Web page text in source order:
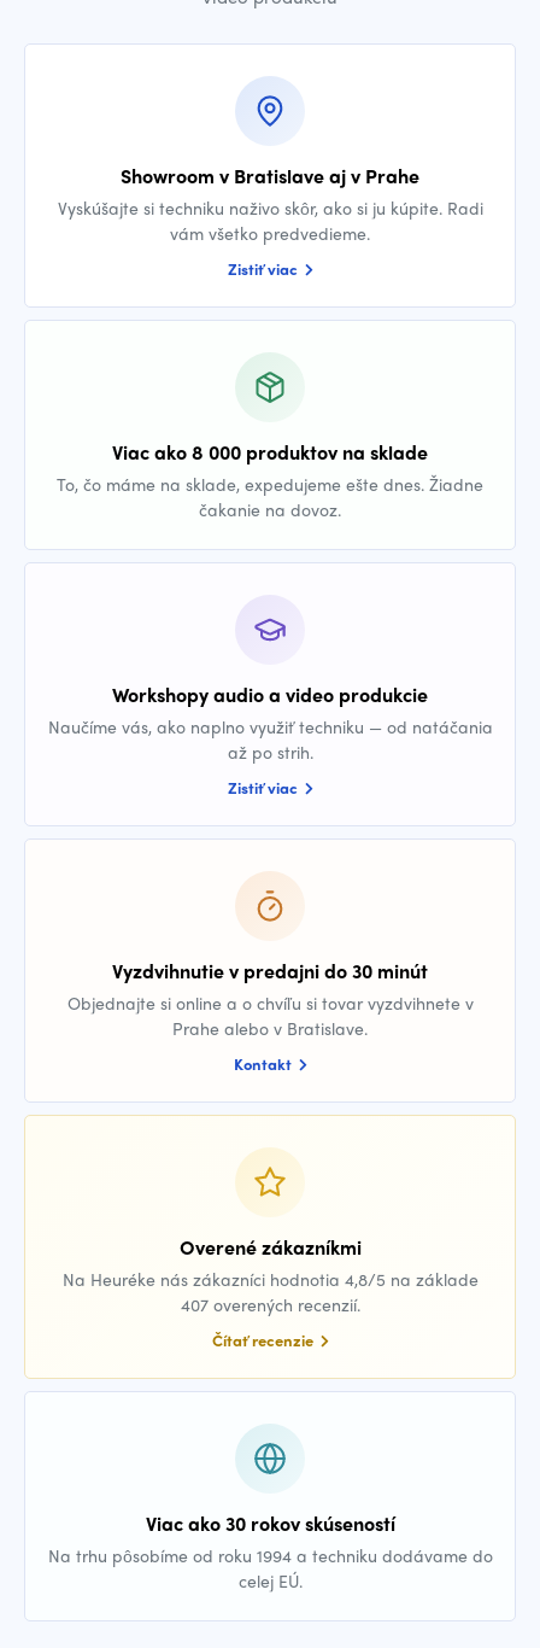
Showroom v Bratislave aj v Prahe
Vyskúšajte si techniku naživo skôr, ako si ju kúpite. Radi
vám všetko predvedieme.
Zistiť viac
Viac ako 8 000 produktov na sklade
To, čo máme na sklade, expedujeme ešte dnes. Žiadne
čakanie na dovoz.
Workshopy audio a video produkcie
Naučíme vás, ako naplno využiť techniku — od natáčania
až po strih.
Zistiť viac
Vyzdvihnutie v predajni do 30 minút
Objednajte si online a o chvíľu si tovar vyzdvihnete v
Prahe alebo v Bratislave.
Kontakt
Overené zákazníkmi
Na Heuréke nás zákazníci hodnotia 4,8/5 na základe
407 overených recenzií.
Čítať recenzie
Viac ako 30 rokov skúseností
Na trhu pôsobíme od roku 1994 a techniku dodávame do
celej EÚ.